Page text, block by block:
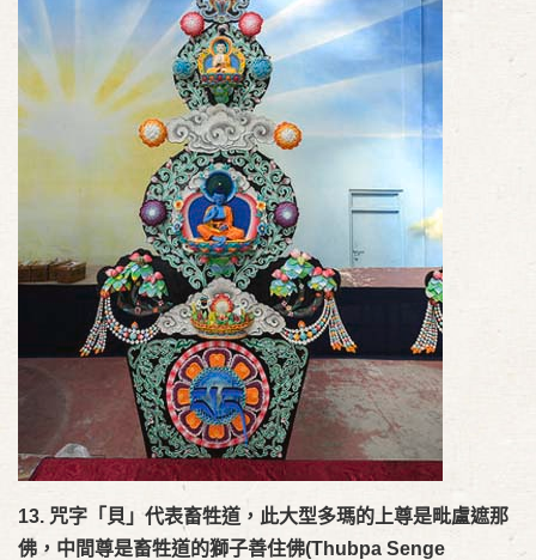
13. 咒字「貝」代表畜牲道，此大型多瑪的上尊是毗盧遮那
佛，中間尊是畜牲道的獅子善住佛(Thubpa Senge